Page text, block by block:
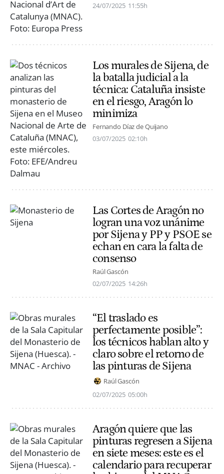
24/07/2025 11:55h
Los murales de Sijena, de
la batalla judicial a la
técnica: Cataluña insiste
en el riesgo, Aragón lo
minimiza
Fernando Díaz de Quijano
03/07/2025 02:10h
Las Cortes de Aragón no
logran una voz unánime
por Sijena y PP y PSOE se
echan en cara la falta de
consenso
Raúl Gascón
02/07/2025 14:26h
“El traslado es
perfectamente posible”:
los técnicos hablan alto y
claro sobre el retorno de
las pinturas de Sijena
Raúl Gascón
02/07/2025 05:00h
Aragón quiere que las
pinturas regresen a Sijena
en siete meses: este es el
calendario para recuperar